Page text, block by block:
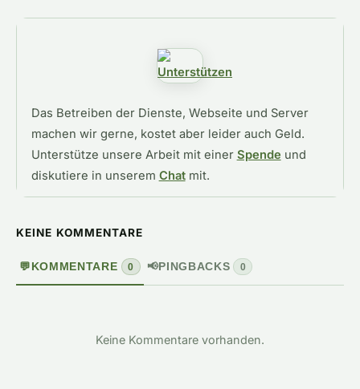
Das Betreiben der Dienste, Webseite und Server
machen wir gerne, kostet aber leider auch Geld.
Unterstütze unsere Arbeit mit einer Spende und
diskutiere in unserem Chatmit.
KEINE KOMMENTARE
💬 KOMMENTARE 0 📢 PINGBACKS 0
Keine Kommentare vorhanden.